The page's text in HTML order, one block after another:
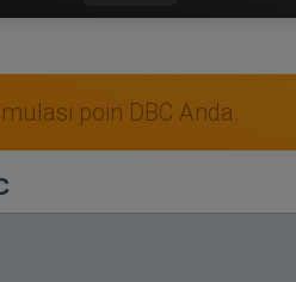
poin DBC Anda.